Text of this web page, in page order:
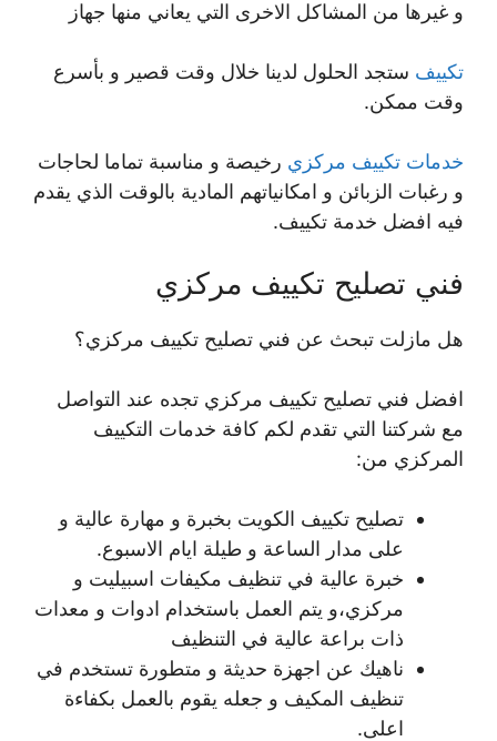
و غيرها من المشاكل الاخرى التي يعاني منها جهاز
تكييف ستجد الحلول لدينا خلال وقت قصير و بأسرع
وقت ممكن.
خدمات تكييف مركزي رخيصة و مناسبة تماما لحاجات
و رغبات الزبائن و امكانياتهم المادية بالوقت الذي يقدم
فيه افضل خدمة تكييف.
فني تصليح تكييف مركزي
هل مازلت تبحث عن فني تصليح تكييف مركزي؟
افضل فني تصليح تكييف مركزي تجده عند التواصل
مع شركتنا التي تقدم لكم كافة خدمات التكييف
المركزي من:
تصليح تكييف الكويت بخبرة و مهارة عالية و
على مدار الساعة و طيلة ايام الاسبوع.
خبرة عالية في تنظيف مكيفات اسبيليت و
مركزي،و يتم العمل باستخدام ادوات و معدات
ذات براعة عالية في التنظيف
ناهيك عن اجهزة حديثة و متطورة تستخدم في
تنظيف المكيف و جعله يقوم بالعمل بكفاءة
اعلى.